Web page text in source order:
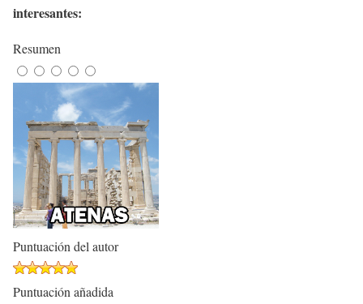
interesantes:
Resumen
Puntuación del autor
Puntuación añadida